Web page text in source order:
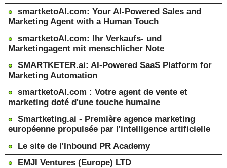
smartketoAI.com: Your AI-Powered Sales and
Marketing Agent with a Human Touch
smartketoAI.com: Ihr Verkaufs- und
Marketingagent mit menschlicher Note
SMARTKETER.ai: AI-Powered SaaS Platform for
Marketing Automation
smartketoAI.com : Votre agent de vente et
marketing doté d'une touche humaine
Smartketing.ai - Première agence marketing
européenne propulsée par l'intelligence artificielle
Le site de l'Inbound PR Academy
EMJI Ventures (Europe) LTD